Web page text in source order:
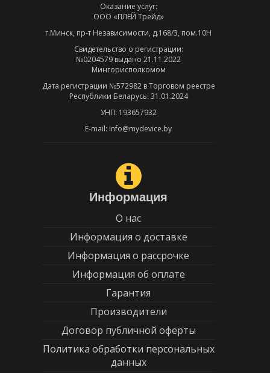
Оказание услуг:
ООО «ПЛЕЙ Трейд»
г.Минск, пр-т Независимости, д.168/3, пом.10Н
Свидетельство о регистрации:
№0204579 выдано 21.11.2022
Мингорисполкомом
Дата регистрации №572982 в Торговом реестре
Республики Беларусь: 31.01.2024
УНП: 193657932
E-mail: info@mydevice.by
Информация
О нас
Информация о доставке
Информация о рассрочке
Информация об оплате
Гарантия
Производители
Договор публичной оферты
Политика обработки персональных
данных